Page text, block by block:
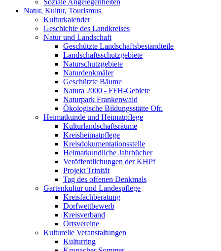
Soziale Angelegenheiten
Natur, Kultur, Tourismus
Kulturkalender
Geschichte des Landkreises
Natur und Landschaft
Geschützte Landschaftsbestandteile
Landschaftsschutzgebiete
Naturschutzgebiete
Naturdenkmäler
Geschützte Bäume
Natura 2000 - FFH-Gebiete
Naturpark Frankenwald
Ökologische Bildungsstätte Ofr.
Heimatkunde und Heimatpflege
Kulturlandschaftsräume
Kreisheimatpflege
Kreisdokumentationsstelle
Heimatkundliche Jahrbücher
Veröffentlichungen der KHPf
Projekt Trinität
Tag des offenen Denkmals
Gartenkultur und Landespflege
Kreisfachberatung
Dorfwettbewerb
Kreisverband
Ortsvereine
Kulturelle Veranstaltungen
Kulturring